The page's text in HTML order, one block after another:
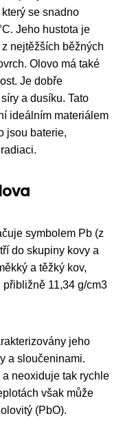
se snadno
Jeho hustota je
nejtěžších běžných
Olovo má také
Je dobře
a dusíku. Tato
ideálním materiálem
jsou baterie,
symbolem Pb (z
do skupiny kovy a
a těžký kov,
přibližně 11,34 g/cm3
jeho
a sloučeninami.
neoxiduje tak rychle
však může
(PbO).